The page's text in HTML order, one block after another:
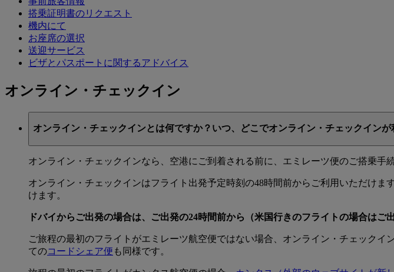
搭乗証明書のリクエスト
機内にて
お座席の選択
送迎サービス
ビザとパスポートに関するアドバイス
オンライン・チェックイン
オンライン・チェックインとは何ですか？いつ、どこでオンライン・チェックインが
オンライン・チェックインなら、空港にご到着される前に、エミレーツ便のご搭乗
オンライン・チェックインはフライト出発予定時刻の48時間前からご利用いただけ
けます。
ドバイからご出発の場合は、ご出発の24時間前から（米国行きのフライトの場合はご
ご旅程の最初のフライトがエミレーツ航空便ではない場合、オンライン・チェック
てのコードシェア便 も同様です。